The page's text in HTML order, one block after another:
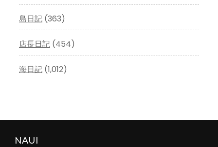
島日記 (363)
店長日記 (454)
海日記 (1,012)
NAUI